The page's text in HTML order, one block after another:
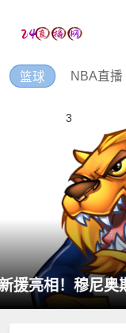
篮球 NBA直播
米兰社媒：感谢
3